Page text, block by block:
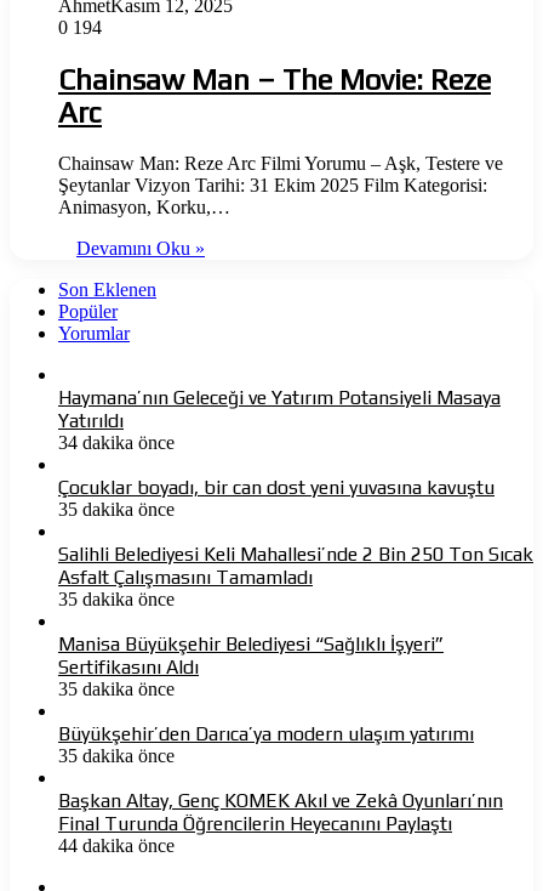
AhmetKasım 12, 2025
0 194
Chainsaw Man – The Movie: Reze
Arc
Chainsaw Man: Reze Arc Filmi Yorumu – Aşk, Testere ve
Şeytanlar Vizyon Tarihi: 31 Ekim 2025 Film Kategorisi:
Animasyon, Korku,…
Devamını Oku »
Son Eklenen
Popüler
Yorumlar
Haymana’nın Geleceği ve Yatırım Potansiyeli Masaya
Yatırıldı
34 dakika önce
Çocuklar boyadı, bir can dost yeni yuvasına kavuştu
35 dakika önce
Salihli Belediyesi Keli Mahallesi’nde 2 Bin 250 Ton Sıcak
Asfalt Çalışmasını Tamamladı
35 dakika önce
Manisa Büyükşehir Belediyesi “Sağlıklı İşyeri”
Sertifikasını Aldı
35 dakika önce
Büyükşehir’den Darıca’ya modern ulaşım yatırımı
35 dakika önce
Başkan Altay, Genç KOMEK Akıl ve Zekâ Oyunları’nın
Final Turunda Öğrencilerin Heyecanını Paylaştı
44 dakika önce